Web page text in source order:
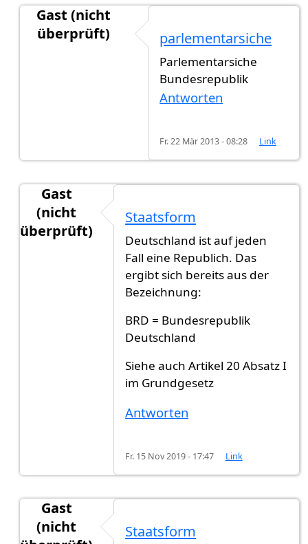
Gast (nicht
überprüft)
Ich würde sagen "Königreich".von
parlementarsiche
Parlementarsiche
Bundesrepublik
Antworten
Fr. 22 Mär 2013 - 08:28 Link
Gast
(nicht
überprüft)
Ich würde sagen "Königreich".
Staatsform
Deutschland ist auf jeden
Fall eine Republich. Das
ergibt sich bereits aus der
Bezeichnung:
BRD = Bundesrepublik
Deutschland
Siehe auch Artikel 20 Absatz I
im Grundgesetz
Antworten
Fr. 15 Nov 2019 - 17:47 Link
Gast
(nicht
Staatsform